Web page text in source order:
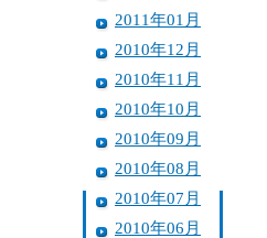
2011年01月
2010年12月
2010年11月
2010年10月
2010年09月
2010年08月
2010年07月
2010年06月